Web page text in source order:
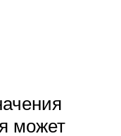
может